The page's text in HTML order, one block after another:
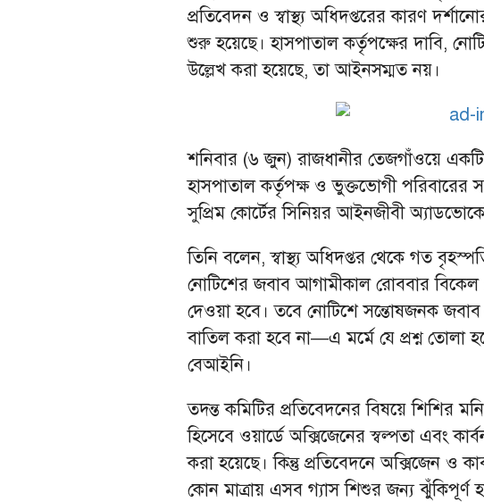
প্রতিবেদন ও স্বাস্থ্য অধিদপ্তরের কারণ
শুরু হয়েছে। হাসপাতাল কর্তৃপক্ষের দাবি,
উল্লেখ করা হয়েছে, তা আইনসম্মত নয়।
শনিবার (৬ জুন) রাজধানীর তেজগাঁওয়ে
হাসপাতাল কর্তৃপক্ষ ও ভুক্তভোগী পরিবারের
সুপ্রিম কোর্টের সিনিয়র আইনজীবী
তিনি বলেন, স্বাস্থ্য অধিদপ্তর থেকে গত
নোটিশের জবাব আগামীকাল রোববার বিকেল
দেওয়া হবে। তবে নোটিশে সন্তোষজনক জবাব
বাতিল করা হবে না—এ মর্মে যে প্রশ্ন তোলা
বেআইনি।
তদন্ত কমিটির প্রতিবেদনের বিষয়ে শিশির
হিসেবে ওয়ার্ডে অক্সিজেনের স্বল্পতা এবং
করা হয়েছে। কিন্তু প্রতিবেদনে অক্সিজেন ও
কোন মাত্রায় এসব গ্যাস শিশুর জন্য ঝুঁকিপূর্ণ